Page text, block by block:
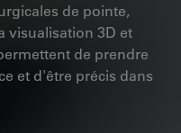
de pointe,
visualisation 3D et
de prendre
et d'être précis dans